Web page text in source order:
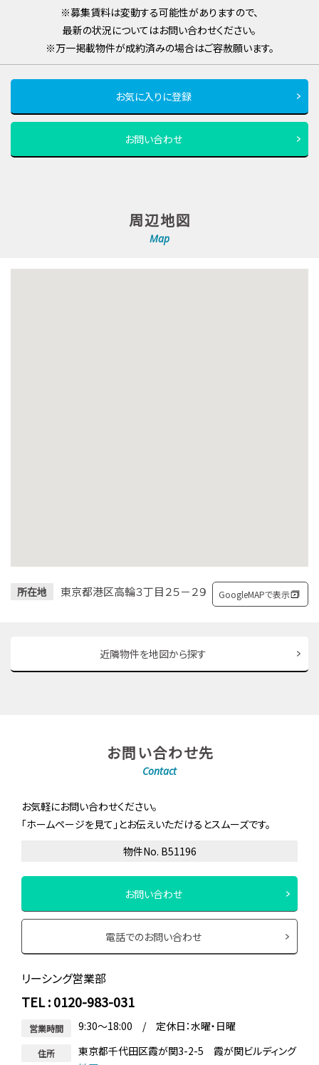
※募集賃料は変動する可能性がありますので、
最新の状況についてはお問い合わせください。
※万一掲載物件が成約済みの場合はご容赦願います。
お気に入りに登録
お問い合わせ
周辺地図
Map
所在地 東京都港区高輪３丁目２５－２９ GoogleMAPで表示
近隣物件を地図から探す
お問い合わせ先
Contact
お気軽にお問い合わせください。
「ホームページを見て」とお伝えいただけるとスムーズです。
物件No. B51196
お問い合わせ
電話でのお問い合わせ
リーシング営業部
TEL : 0120-983-031
営業時間 9:30～18:00 / 定休日：水曜・日曜
住所
東京都千代田区霞が関3-2-5 霞が関ビルディング